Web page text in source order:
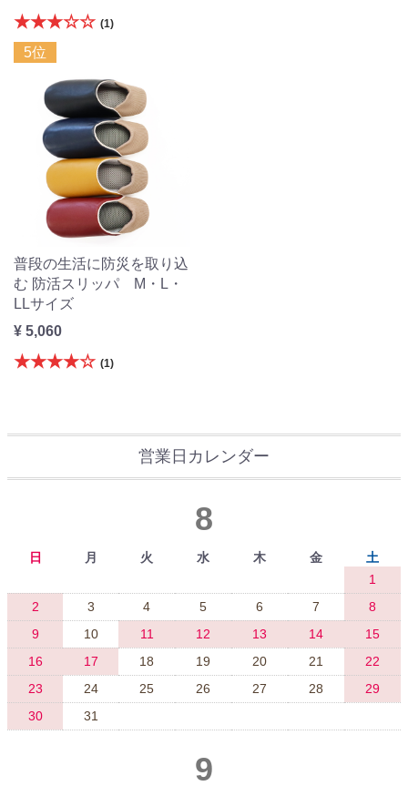
★★★☆☆ (1)
5位
普段の生活に防災を取り込
む 防活スリッパ M・L・
LLサイズ
¥ 5,060
★★★★☆ (1)
営業日カレンダー
8
日 月 火 水 木 金
土
1
2
3 4 5 6 7
8
9
10 11 12 13 14
15
16
17 18 19 20 21
22
23
24 25 26 27 28
29
30
31
9